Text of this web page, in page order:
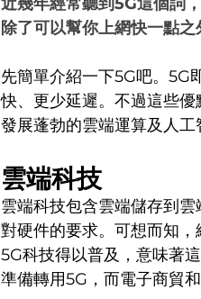
除了可以幫你上網快一點
先簡單介紹一下5G吧。5G
快、更少延遲。不過這些
發展蓬勃的雲端運算及人工
雲端科技
雲端科技包含雲端儲存到
對硬件的要求。可想而知
5G科技得以普及，意味著
準備轉用5G，而電子商貿